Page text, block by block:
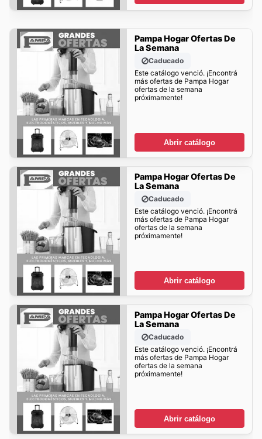
Pampa Hogar Ofertas De
La Semana
Caducado
Este catálogo venció. ¡Encontrá
más ofertas de Pampa Hogar
ofertas de la semana
próximamente!
Abrir catálogo
Pampa Hogar Ofertas De
La Semana
Caducado
Este catálogo venció. ¡Encontrá
más ofertas de Pampa Hogar
ofertas de la semana
próximamente!
Abrir catálogo
Pampa Hogar Ofertas De
La Semana
Caducado
Este catálogo venció. ¡Encontrá
más ofertas de Pampa Hogar
ofertas de la semana
próximamente!
Abrir catálogo